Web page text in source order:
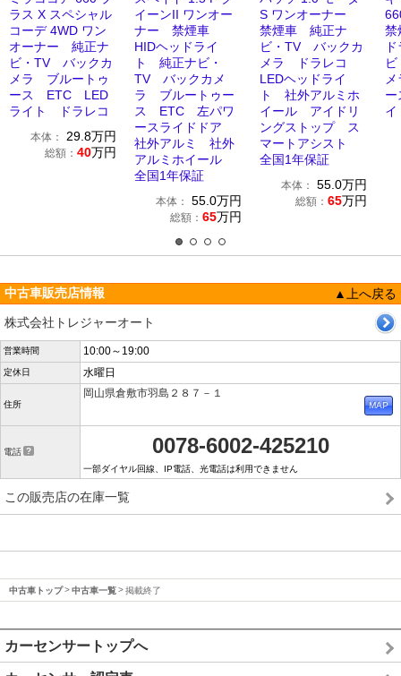
ラス X スペシャル
コーデ 4WD ワン
オーナー 純正ナ
ビ・TV バックカ
メラ ブルートゥ
ース ETC LED
ライト ドラレコ
本体： 29.8万円
総額： 40万円
イーンII ワンオー
ナー 禁煙車
HIDヘッドライ
ト 純正ナビ・
TV バックカメ
ラ ブルートゥー
ス ETC 左パワ
ースライドドア
社外アルミ 社外
アルミホイール
全国1年保証
本体： 55.0万円
総額： 65万円
S ワンオーナー
禁煙車 純正ナ
ビ・TV バックカ
メラ ドラレコ
LEDヘッドライ
ト 社外アルミホ
イール アイドリ
ングストップ ス
マートアシスト
全国1年保証
本体： 55.0万円
総額： 65万円
禁
イ
中古車販売店情報
▲上へ戻る
株式会社トレジャーオート
営業時間 10:00～19:00
定休日 水曜日
住所
岡山県倉敷市羽島２８７－１
電話 0078-6002-425210
一部ダイヤル回線、IP電話、光電話は利用できません
この販売店の在庫一覧
中古車トップ 中古車一覧 掲載終了
カーセンサートップへ